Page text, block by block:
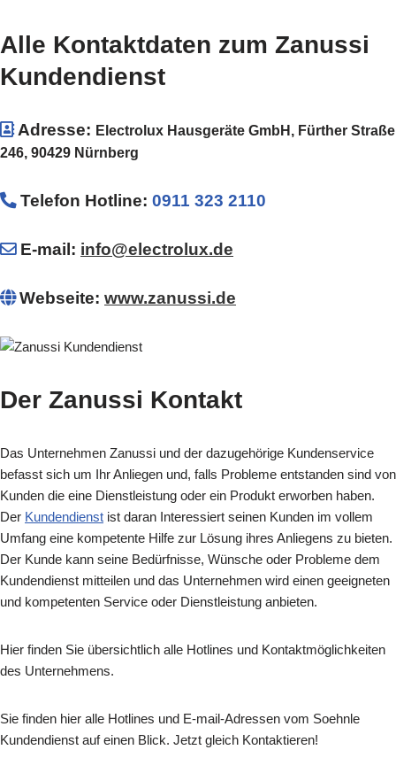
Alle Kontaktdaten zum Zanussi
Kundendienst
Adresse: Electrolux Hausgeräte GmbH, Fürther Straße
246, 90429 Nürnberg
Telefon Hotline: 0911 323 2110
E-mail: info@electrolux.de
Webseite: www.zanussi.de
Der Zanussi Kontakt
Das Unternehmen Zanussi und der dazugehörige Kundenservice
befasst sich um Ihr Anliegen und, falls Probleme entstanden sind von
Kunden die eine Dienstleistung oder ein Produkt erworben haben.
Der Kundendienst ist daran Interessiert seinen Kunden im vollem
Umfang eine kompetente Hilfe zur Lösung ihres Anliegens zu bieten.
Der Kunde kann seine Bedürfnisse, Wünsche oder Probleme dem
Kundendienst mitteilen und das Unternehmen wird einen geeigneten
und kompetenten Service oder Dienstleistung anbieten.
Hier finden Sie übersichtlich alle Hotlines und Kontaktmöglichkeiten
des Unternehmens.
Sie finden hier alle Hotlines und E-mail-Adressen vom Soehnle
Kundendienst auf einen Blick. Jetzt gleich Kontaktieren!